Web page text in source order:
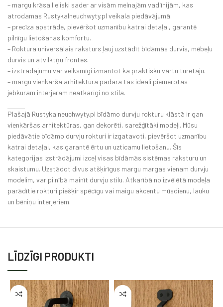
– margu krāsa lieliski sader ar visām melnajām vadlīnijām, kas
atrodamas Rustykalneuchwyty.pl veikala piedāvājumā.
– precīza apstrāde, pievēršot uzmanību katrai detaļai, garantē
pilnīgu lietošanas komfortu.
– Roktura universālais raksturs ļauj uzstādīt bīdāmās durvis, mēbeļu
durvis un atvilktņu frontes.
– izstrādājumu var veiksmīgi izmantot kā praktisku vārtu turētāju.
– margu vienkāršā arhitektūra padara tās ideāli piemērotas
jebkuram interjeram neatkarīgi no stila.
Plašajā Rustykalneuchwyty.pl bīdāmo durvju rokturu klāstā ir gan
vienkāršas arhitektūras, gan dekorēti, sarežģītāki modeļi. Mūsu
piedāvātie bīdāmo durvju rokturi ir izgatavoti, pievēršot uzmanību
katrai detaļai, kas garantē ērtu un uzticamu lietošanu. Šīs
kategorijas izstrādājumi izceļ visas bīdāmās sistēmas raksturu un
skaistumu. Uzstādot divus atšķirīgus margu margas vienam durvju
modelim, var pilnībā mainīt durvju stilu. Atkarībā no izvēlētā modeļa
parādītie rokturi piešķir spēcīgu vai maigu akcentu mūsdienu, lauku
un bēniņu interjeriem.
LĪDZĪGI PRODUKTI